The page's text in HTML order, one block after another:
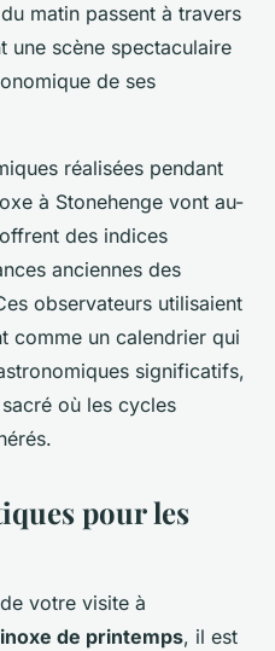
matin passent à travers
une scène spectaculaire
de ses
réalisées pendant
à Stonehenge vont au-
des indices
anciennes des
observateurs utilisaient
comme un calendrier qui
significatifs,
où les cycles
pour les
votre visite à
de printemps, il est